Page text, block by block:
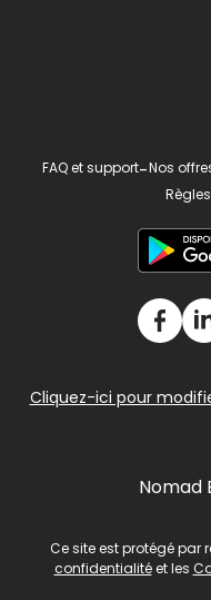
FAQ et support-Nos
Cliquez-ici pour
Nomad
Ce site est protégé par
confidentialitéet les